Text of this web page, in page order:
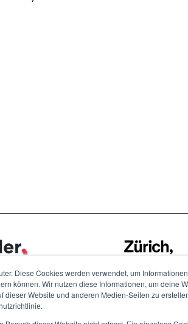
Diese Cookies werden verwendet, um
können. Wir nutzen diese Informationen, um deine
Website und anderen Medien-Seiten zu